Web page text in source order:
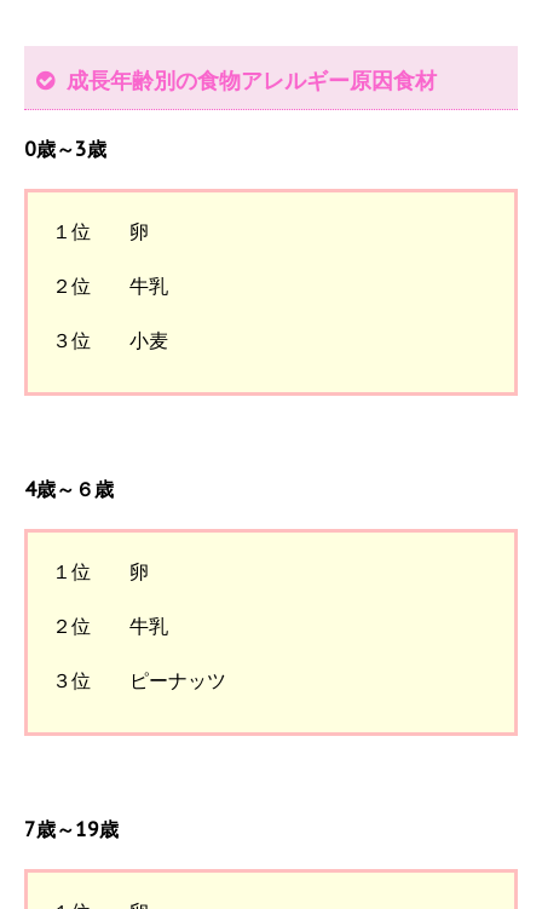
成長年齢別の食物アレルギー原因食材
0歳～3歳
１位 卵
２位 牛乳
３位 小麦
4歳～６歳
１位 卵
２位 牛乳
３位 ピーナッツ
7歳～19歳